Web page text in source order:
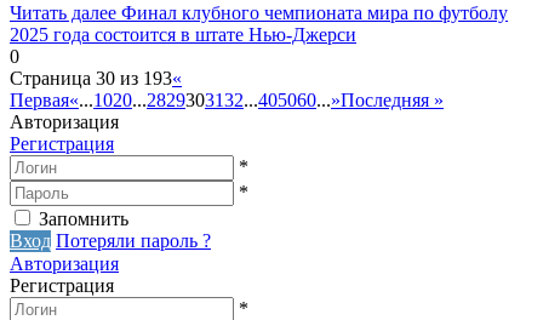
Читать далее Финал клубного чемпионата мира по футболу
2025 года состоится в штате Нью-Джерси
0
Страница 30 из 193«
Первая«...1020...2829303132...405060...»Последняя »
Авторизация
Регистрация
*
*
Запомнить
Вход Потеряли пароль ?
Авторизация
Регистрация
*